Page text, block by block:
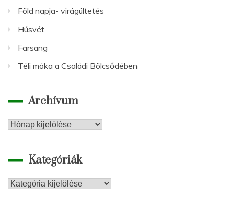
Föld napja- virágültetés
Húsvét
Farsang
Téli móka a Családi Bölcsődében
Archívum
Archívum
Kategóriák
Kategóriák